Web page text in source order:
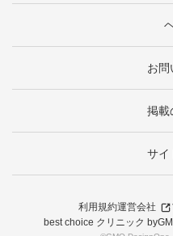
お問
掲載
サイ
利用規約運営会社
best choice クリニック